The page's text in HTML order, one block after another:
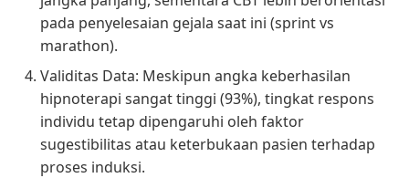
pada penyelesaian gejala saat ini (sprint vs
marathon).
Validitas Data: Meskipun angka keberhasilan
hipnoterapi sangat tinggi (93%), tingkat respons
individu tetap dipengaruhi oleh faktor
sugestibilitas atau keterbukaan pasien terhadap
proses induksi.